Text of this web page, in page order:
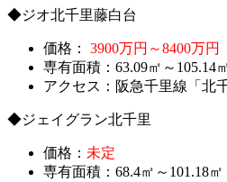
◆ジオ北千里藤白台
価格：
3900万円～8400万円
専有面積：63.09㎡～105.14
アクセス：阪急千里線「北
◆ジェイグラン北千里
価格： 未定
専有面積：68.4㎡～101.18㎡